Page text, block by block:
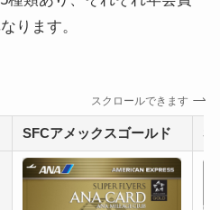
ります。
スクロールできます
SFCアメックスゴールド